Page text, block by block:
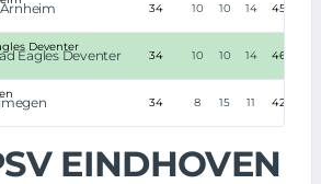
34 10 10 14 45:50
Eagles Deventer 34 10 10 14 46:56
34 8 15 11 42:45
EINDHOVEN